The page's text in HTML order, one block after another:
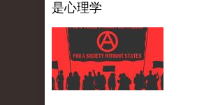
是心理学